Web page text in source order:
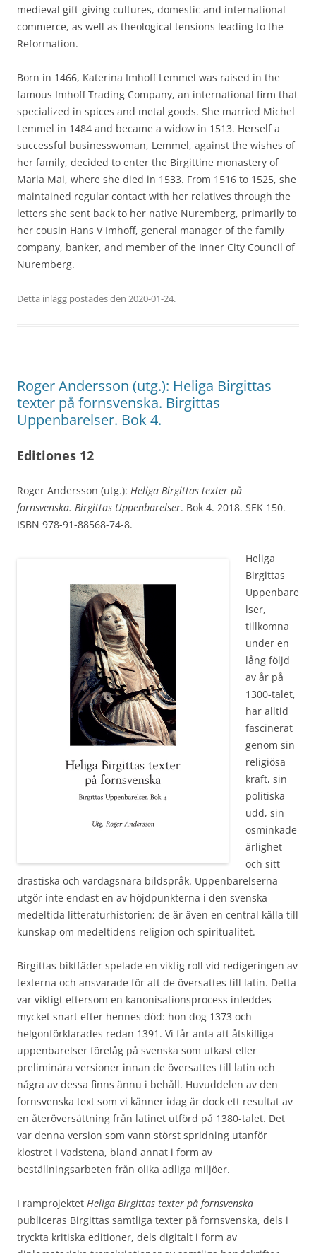
medieval gift-giving cultures, domestic and international
commerce, as well as theological tensions leading to the
Reformation.
Born in 1466, Katerina Imhoff Lemmel was raised in the
famous Imhoff Trading Company, an international firm that
specialized in spices and metal goods. She married Michel
Lemmel in 1484 and became a widow in 1513. Herself a
successful businesswoman, Lemmel, against the wishes of
her family, decided to enter the Birgittine monastery of
Maria Mai, where she died in 1533. From 1516 to 1525, she
maintained regular contact with her relatives through the
letters she sent back to her native Nuremberg, primarily to
her cousin Hans V Imhoff, general manager of the family
company, banker, and member of the Inner City Council of
Nuremberg.
Detta inlägg postades den 2020-01-24.
Roger Andersson (utg.): Heliga Birgittas
texter på fornsvenska. Birgittas
Uppenbarelser. Bok 4.
Editiones 12
Roger Andersson (utg.): Heliga Birgittas texter på
fornsvenska. Birgittas Uppenbarelser. Bok 4. 2018. SEK 150.
ISBN 978-91-88568-74-8.
Heliga
Birgittas
Uppenbare
lser,
tillkomna
under en
lång följd
av år på
1300-talet,
har alltid
fascinerat
genom sin
religiösa
kraft, sin
politiska
udd, sin
osminkade
ärlighet
och sitt
drastiska och vardagsnära bildspråk. Uppenbarelserna
utgör inte endast en av höjdpunkterna i den svenska
medeltida litteraturhistorien; de är även en central källa till
kunskap om medeltidens religion och spiritualitet.
Birgittas biktfäder spelade en viktig roll vid redigeringen av
texterna och ansvarade för att de översattes till latin. Detta
var viktigt eftersom en kanonisationsprocess inleddes
mycket snart efter hennes död: hon dog 1373 och
helgonförklarades redan 1391. Vi får anta att åtskilliga
uppenbarelser förelåg på svenska som utkast eller
preliminära versioner innan de översattes till latin och
några av dessa finns ännu i behåll. Huvuddelen av den
fornsvenska text som vi känner idag är dock ett resultat av
en återöversättning från latinet utförd på 1380-talet. Det
var denna version som vann störst spridning utanför
klostret i Vadstena, bland annat i form av
beställningsarbeten från olika adliga miljöer.
I ramprojektet Heliga Birgittas texter på fornsvenska
publiceras Birgittas samtliga texter på fornsvenska, dels i
tryckta kritiska editioner, dels digitalt i form av